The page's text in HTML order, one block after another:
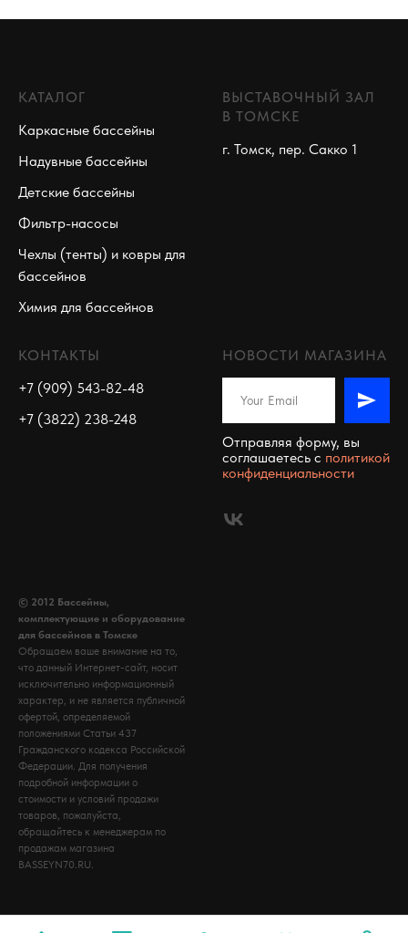
КАТАЛОГ
Каркасные бассейны
Надувные бассейны
Детские бассейны
Фильтр-насосы
Чехлы (тенты) и ковры для
бассейнов
Химия для бассейнов
ВЫСТАВОЧНЫЙ ЗАЛ
В ТОМСКЕ
г. Томск, пер. Сакко 1
КОНТАКТЫ
+7 (909) 543-82-48
+7 (3822) 238-248
НОВОСТИ МАГАЗИНА
Отправляя форму, вы
соглашаетесь c политикой
конфиденциальности
© 2012 Бассейны,
комплектующие и оборудование
для бассейнов в Томске
Обращаем ваше внимание на то,
что данный Интернет-сайт, носит
исключительно информационный
характер, и не является публичной
офертой, определяемой
положениями Статьи 437
Гражданского кодекса Российской
Федерации. Для получения
подробной информации о
стоимости и условий продажи
товаров, пожалуйста,
обращайтесь к менеджерам по
продажам магазина
BASSEYN70.RU.